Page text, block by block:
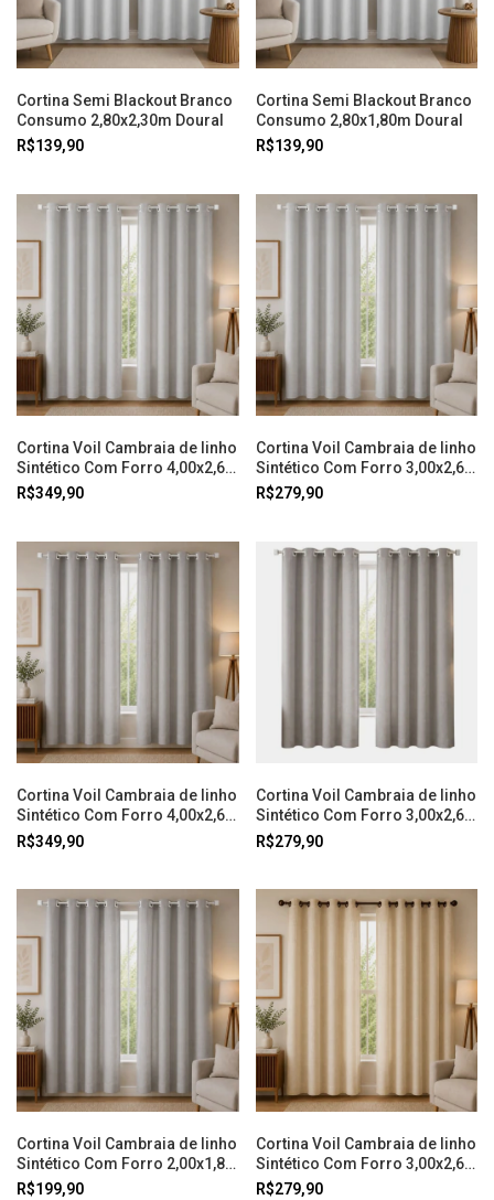
Cortina Semi Blackout Branco
Consumo 2,80x2,30m Doural
R$139,90
Cortina Semi Blackout Branco
Consumo 2,80x1,80m Doural
R$139,90
Cortina Voil Cambraia de linho
Sintético Com Forro 4,00x2,60
Prata Doural
R$349,90
Cortina Voil Cambraia de linho
Sintético Com Forro 3,00x2,60
Prata Doural
R$279,90
Cortina Voil Cambraia de linho
Sintético Com Forro 4,00x2,60
Cinza Doural
R$349,90
Cortina Voil Cambraia de linho
Sintético Com Forro 3,00x2,60
Cinza Doural
R$279,90
Cortina Voil Cambraia de linho
Sintético Com Forro 2,00x1,80
Cinza Doural
R$199,90
Cortina Voil Cambraia de linho
Sintético Com Forro 3,00x2,60
Bege Doural
R$279,90